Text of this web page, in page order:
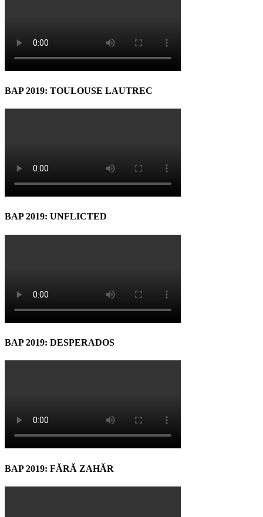
BAP 2019: TOULOUSE LAUTREC
BAP 2019: UNFLICTED
BAP 2019: DESPERADOS
BAP 2019: FĂRĂ ZAHĂR